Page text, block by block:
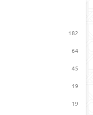
182
64
45
19
19